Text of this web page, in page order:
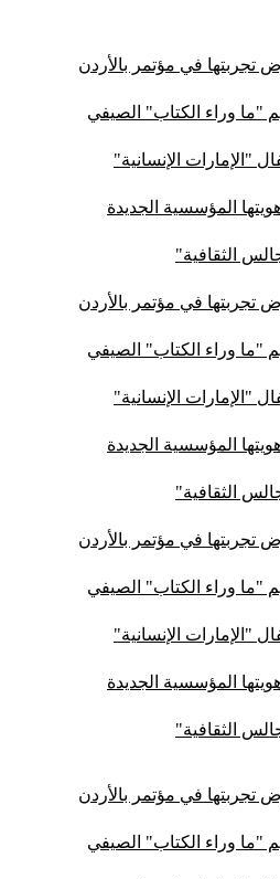
تجربتها في مؤتمر بالأردن
"ما وراء الكتاب" الصيفي
المؤسسية الجديدة
الثقافية"
تجربتها في مؤتمر بالأردن
"ما وراء الكتاب" الصيفي
المؤسسية الجديدة
الثقافية"
تجربتها في مؤتمر بالأردن
"ما وراء الكتاب" الصيفي
المؤسسية الجديدة
الثقافية"
تجربتها في مؤتمر بالأردن
"ما وراء الكتاب" الصيفي